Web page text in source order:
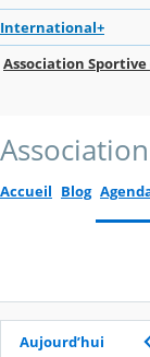
International+
Association Sportive
Accueil Blog
Aujourd’hui